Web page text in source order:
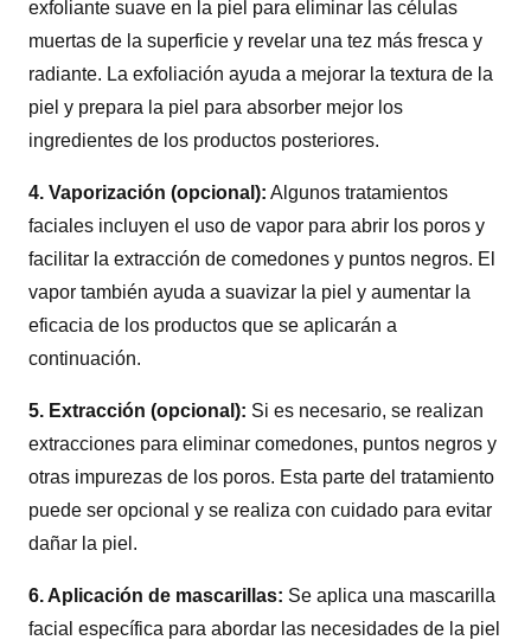
exfoliante suave en la piel para eliminar las células
muertas de la superficie y revelar una tez más fresca y
radiante. La exfoliación ayuda a mejorar la textura de la
piel y prepara la piel para absorber mejor los
ingredientes de los productos posteriores.
4. Vaporización (opcional): Algunos tratamientos
faciales incluyen el uso de vapor para abrir los poros y
facilitar la extracción de comedones y puntos negros. El
vapor también ayuda a suavizar la piel y aumentar la
eficacia de los productos que se aplicarán a
continuación.
5. Extracción (opcional): Si es necesario, se realizan
extracciones para eliminar comedones, puntos negros y
otras impurezas de los poros. Esta parte del tratamiento
puede ser opcional y se realiza con cuidado para evitar
dañar la piel.
6. Aplicación de mascarillas: Se aplica una mascarilla
facial específica para abordar las necesidades de la piel